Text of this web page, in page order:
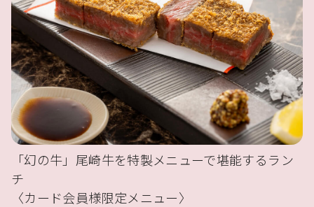
「幻の牛」尾崎牛を特製メニューで堪能するラン
チ
〈カード会員様限定メニュー〉